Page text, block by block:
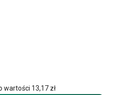
wartości 13,17 zł